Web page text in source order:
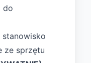
do
ze sprzętu